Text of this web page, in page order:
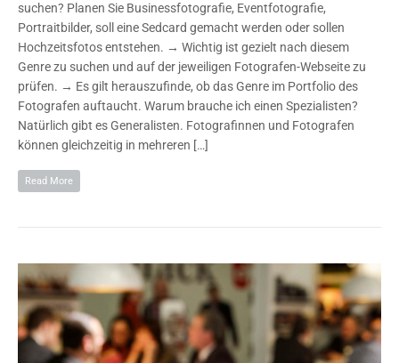
suchen? Planen Sie Businessfotografie, Eventfotografie,
Portraitbilder, soll eine Sedcard gemacht werden oder sollen
Hochzeitsfotos entstehen. → Wichtig ist gezielt nach diesem
Genre zu suchen und auf der jeweiligen Fotografen-Webseite zu
prüfen. → Es gilt herauszufinde, ob das Genre im Portfolio des
Fotografen auftaucht. Warum brauche ich einen Spezialisten?
Natürlich gibt es Generalisten. Fotografinnen und Fotografen
können gleichzeitig in mehreren […]
Read More